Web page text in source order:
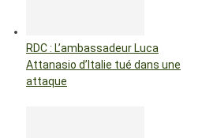
RDC : L’ambassadeur Luca
Attanasio d’Italie tué dans une
attaque